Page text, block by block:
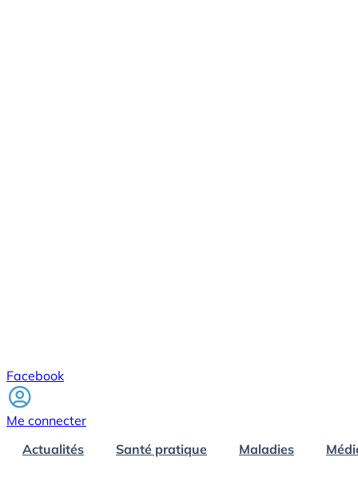
Facebook
Me connecter
Actualités
Santé pratique Maladies